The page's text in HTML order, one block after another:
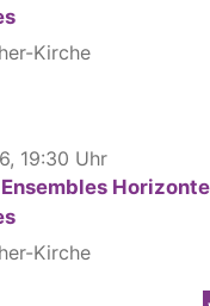
Kirche
19:30 Uhr
Kirche